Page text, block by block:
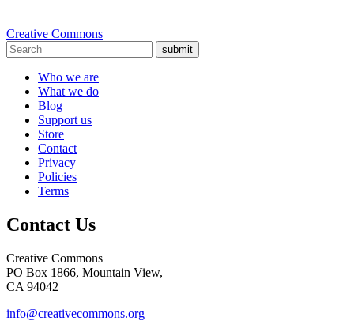
Creative Commons
submit
Who we are
What we do
Blog
Support us
Store
Contact
Privacy
Policies
Terms
Contact Us
Creative Commons
PO Box 1866, Mountain View,
CA 94042
info@creativecommons.org